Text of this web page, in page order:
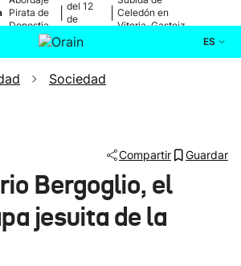
Pirata de
Donostia
del 12
de
Celedón en
Vitoria-Gasteiz
ES
Actualidad
Ikusmiran
Sociedad
Compartir Guardar
Bergoglio, el
jesuita de la